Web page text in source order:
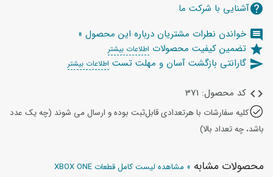
helpآشنایی با شرکت ما
comment خواندن نطرات مشتریان درباره این محصول »
star تضمین کیفیت محصولات اطلاعات بیشتر
send گارانتی بازگشت آسان و مهلت تست اطلاعات بیشتر
code کد محصول: 371
کلیه سفارشات با هرتعدادی قابل‌ثبت بوده و ارسال می شوند (چه یک عدد
باشد، چه تعداد بالا)
محصولات مشابه » مشاهده لیست کامل قطعات XBOX ONE